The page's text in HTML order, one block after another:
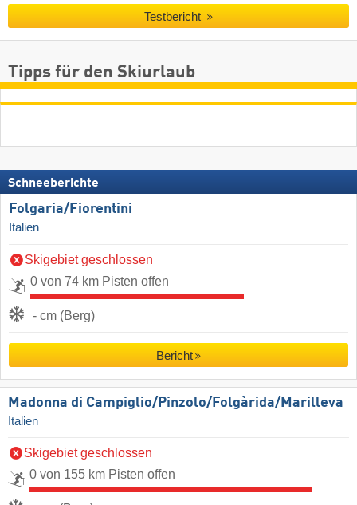
Testbericht
Tipps für den Skiurlaub
Schneeberichte
Folgaria/​Fiorentini
Italien
Skigebiet geschlossen
0 von 74 km Pisten offen
- cm (Berg)
Bericht
Madonna di Campiglio/​Pinzolo/​Folgàrida/​Marilleva
Italien
Skigebiet geschlossen
0 von 155 km Pisten offen